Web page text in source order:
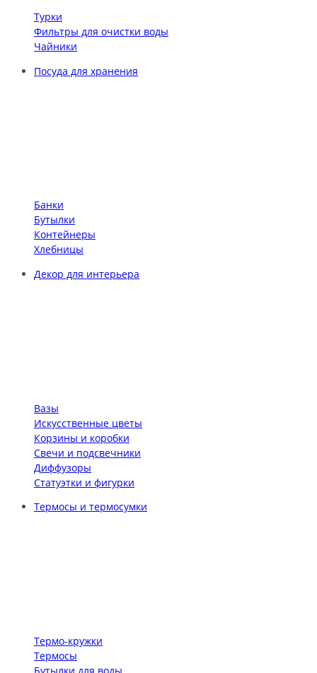
Турки
Фильтры для очистки воды
Чайники
Посуда для хранения
Банки
Бутылки
Контейнеры
Хлебницы
Декор для интерьера
Вазы
Искусственные цветы
Корзины и коробки
Свечи и подсвечники
Диффузоры
Статуэтки и фигурки
Термосы и термосумки
Термо-кружки
Термосы